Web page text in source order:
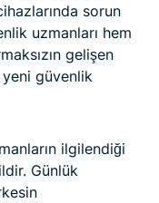
sorun
uzmanları hem
gelişen
güvenlik
ilgilendiği
Günlük